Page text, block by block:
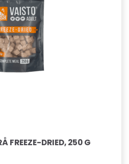
FREEZE-DRIED, 250 G